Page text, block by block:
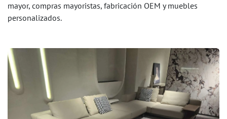
mayor, compras mayoristas, fabricación OEM y muebles
personalizados.